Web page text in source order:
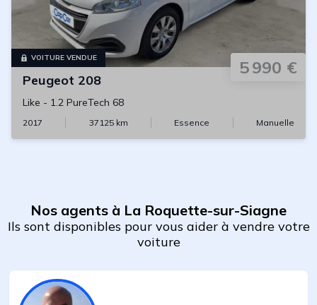
VOITURE VENDUE 5 990 €
Peugeot 208
Like - 1.2 PureTech 68
2017 37125km Essence Manuelle
Nos agents à La Roquette-sur-Siagne
Ils sont disponibles pour vous aider à vendre votre
voiture